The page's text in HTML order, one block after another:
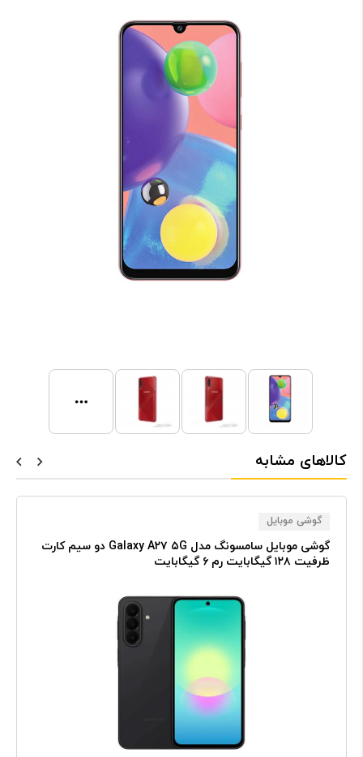
کالاهای مشابه
گوشی موبایل
گوشی موبایل سامسونگ مدل Galaxy A۲۷ ۵G دو سیم کارت
ظرفیت ۱۲۸ گیگابایت رم ۶ گیگابایت